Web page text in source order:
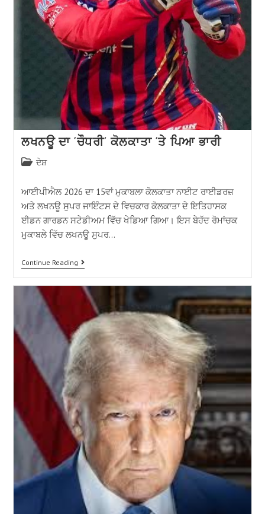
ਲਖਨਊ ਦਾ ‘ਚੌਧਰੀ’ ਕੋਲਕਾਤਾ ‘ਤੇ ਪਿਆ ਭਾਰੀ
ਦੇਸ਼
ਆਈਪੀਐਲ 2026 ਦਾ 15ਵਾਂ ਮੁਕਾਬਲਾ ਕੋਲਕਾਤਾ ਨਾਈਟ ਰਾਈਡਰਜ਼
ਅਤੇ ਲਖਨਊ ਸੁਪਰ ਜਾਇੰਟਸ ਦੇ ਵਿਚਕਾਰ ਕੋਲਕਾਤਾ ਦੇ ਇਤਿਹਾਸਕ
ਈਡਨ ਗਾਰਡਨ ਸਟੇਡੀਅਮ ਵਿੱਚ ਖੇਡਿਆ ਗਿਆ। ਇਸ ਬੇਹੱਦ ਰੋਮਾਂਚਕ
ਮੁਕਾਬਲੇ ਵਿੱਚ ਲਖਨਊ ਸੁਪਰ…
Continue Reading